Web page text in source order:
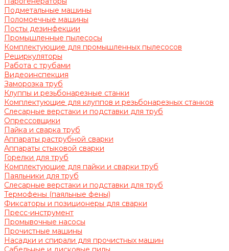
Подметальные машины
Поломоечные машины
Посты дезинфекции
Промышленные пылесосы
Комплектующие для промышленных пылесосов
Рециркуляторы
Работа с трубами
Видеоинспекция
Заморозка труб
Клуппы и резьбонарезные станки
Комплектующие для клуппов и резьбонарезных станков
Слесарные верстаки и подставки для труб
Опрессовщики
Пайка и сварка труб
Аппараты раструбной сварки
Аппараты стыковой сварки
Горелки для труб
Комплектующие для пайки и сварки труб
Паяльники для труб
Слесарные верстаки и подставки для труб
Термофены (паяльные фены)
Фиксаторы и позиционеры для сварки
Пресс-инструмент
Промывочные насосы
Прочистные машины
Насадки и спирали для прочистных машин